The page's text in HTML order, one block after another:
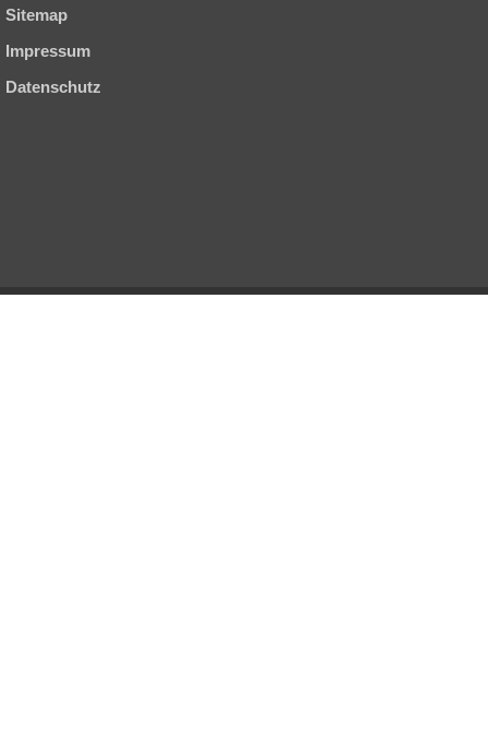
Sitemap
Impressum
Datenschutz